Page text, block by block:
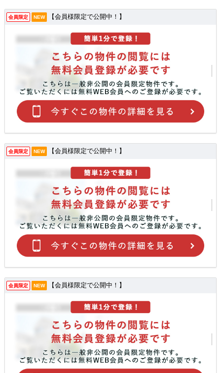
会員限定 NEW 【会員様限定で公開中！】
会員限定 NEW 【会員様限定で公開中！】
会員限定 NEW 【会員様限定で公開中！】